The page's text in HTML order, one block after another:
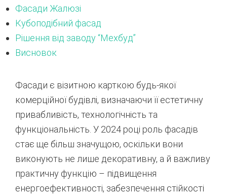
Фасади Жалюзі
Кубоподібний фасад
Рішення від заводу “Мехбуд”
Висновок
Фасади є візитною карткою будь-якої
комерційної будівлі, визначаючи її естетичну
привабливість, технологічність та
функціональність. У 2024 році роль фасадів
стає ще більш значущою, оскільки вони
виконують не лише декоративну, а й важливу
практичну функцію – підвищення
енергоефективності, забезпечення стійкості